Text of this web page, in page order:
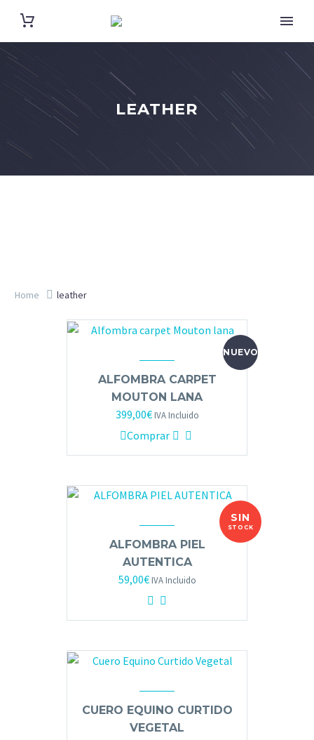
LEATHER
Home leather
NUEVO
ALFOMBRA CARPET
MOUTON LANA
399,00€ IVA Incluido
Comprar
SIN
STOCK
ALFOMBRA PIEL
AUTENTICA
59,00€ IVA Incluido
CUERO EQUINO CURTIDO
VEGETAL